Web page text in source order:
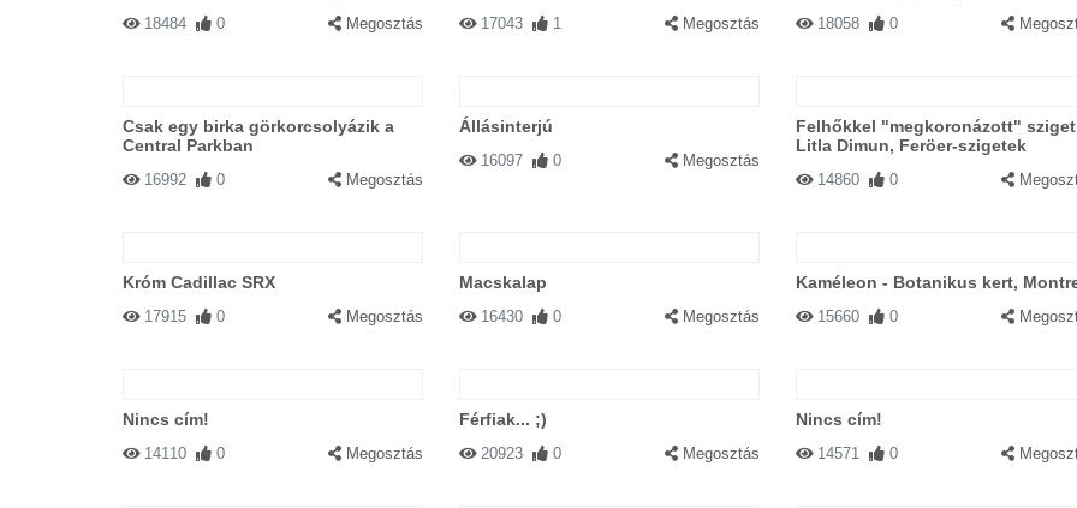
18484 0 Megosztás 17043 1 Megosztás 18058 0
Csak egy birka görkorcsolyázik a
Central Parkban
16992 0 Megosztás
Állásinterjú
16097 0 Megosztás
Felhőkkel "megkoronázott" sziget
Litla Dimun, Feröer-szigetek
14860 0
Króm Cadillac SRX
17915 0 Megosztás
Macskalap
16430 0 Megosztás
Kaméleon - Botanikus kert,
15660 0
Nincs cím!
14110 0 Megosztás
Férfiak... ;)
20923 0 Megosztás
Nincs cím!
14571 0